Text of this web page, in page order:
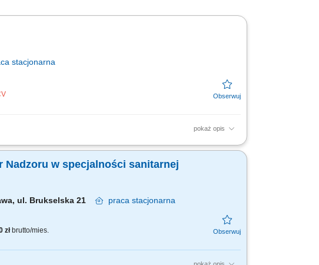
stacjonarna
pokaż opis
spółdzielni; kontrola zgodności prowadzonych prac z
Nadzoru w specjalności sanitarnej
ul. Brukselska 21 praca stacjonarna
złbrutto/mies.